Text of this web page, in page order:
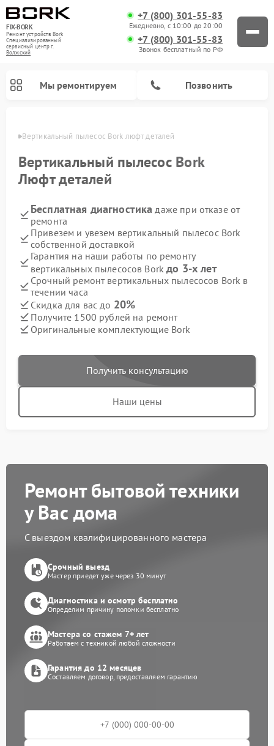
FIX-BORK
Ремонт устройств Bork
Специализированный
cервисный центр г.
Волжский
+7 (800) 301-55-83
Ежедневно, с 10:00 до 20:00
+7 (800) 301-55-83
Звонок бесплатный по РФ
Мы ремонтируем Позвонить
Вертикальный пылесос Bork люфт деталей
Вертикальный пылесос Bork
Люфт деталей
Бесплатная диагностика даже при отказе от
ремонта
Привезем и увезем вертикальный пылесос Bork
собственной доставкой
Гарантия на наши работы по ремонту
вертикальных пылесосов Borkдо 3-х лет
Срочный ремонт вертикальных пылесосов Bork в
течении часа
Скидка для вас до 20%
Получите 1500 рублей на ремонт
Оригинальные комплектующие Bork
Получить консультацию
Наши цены
Ремонт бытовой техники
у Вас дома
С выездом квалифицированного мастера
Срочный выезд
Мастер приедет уже через 30 минут
Диагностика и осмотр бесплатно
Определим причину поломки бесплатно
Мастера со стажем 7+ лет
Работаем с техникой любой сложности
Гарантия до 12 месяцев
Составляем договор, предоставляем гарантию